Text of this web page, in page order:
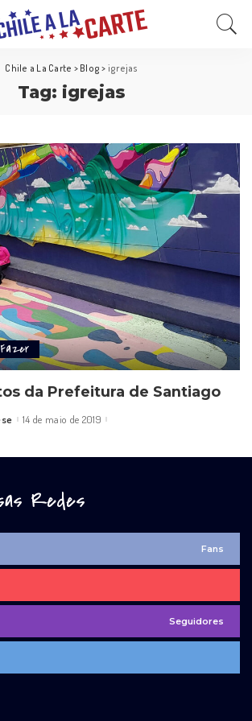
Chile a La Carte > Blog > igrejas
Tag: igrejas
da Prefeitura de Santiago
14 de maio de 2019
Redes
Fans
Seguidores